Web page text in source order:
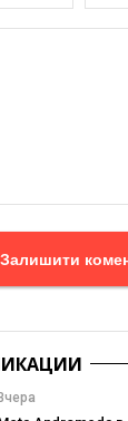
Залишити
Вчера